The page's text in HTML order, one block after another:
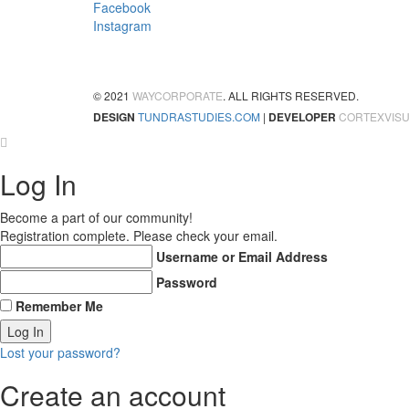
Facebook
Instagram
© 2021 WAYCORPORATE. ALL RIGHTS RESERVED.
DESIGN TUNDRASTUDIES.COM | DEVELOPER
Log In
Become a part of our community!
Registration complete. Please check your email.
Username or Email Address
Password
Remember Me
Lost your password?
Create an account